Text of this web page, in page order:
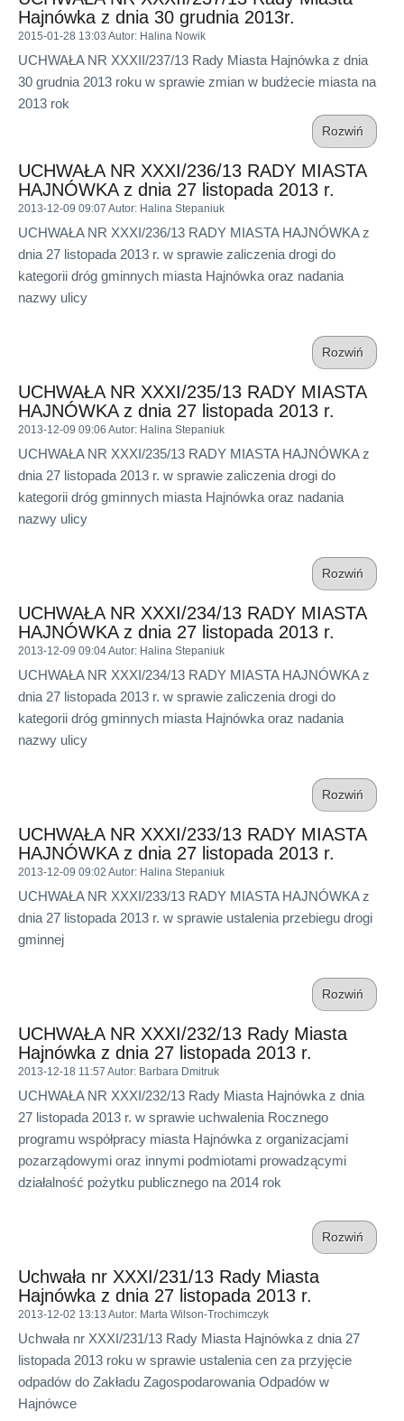
Hajnówka z dnia 30 grudnia 2013r.
2015-01-28 13:03 Autor: Halina Nowik
UCHWAŁA NR XXXII/237/13 Rady Miasta Hajnówka z dnia
30 grudnia 2013 roku w sprawie zmian w budżecie miasta na
2013 rok
Rozwiń
UCHWAŁA NR XXXI/236/13 RADY MIASTA
HAJNÓWKA z dnia 27 listopada 2013 r.
2013-12-09 09:07 Autor: Halina Stepaniuk
UCHWAŁA NR XXXI/236/13 RADY MIASTA HAJNÓWKA z
dnia 27 listopada 2013 r. w sprawie zaliczenia drogi do
kategorii dróg gminnych miasta Hajnówka oraz nadania
nazwy ulicy
Rozwiń
UCHWAŁA NR XXXI/235/13 RADY MIASTA
HAJNÓWKA z dnia 27 listopada 2013 r.
2013-12-09 09:06 Autor: Halina Stepaniuk
UCHWAŁA NR XXXI/235/13 RADY MIASTA HAJNÓWKA z
dnia 27 listopada 2013 r. w sprawie zaliczenia drogi do
kategorii dróg gminnych miasta Hajnówka oraz nadania
nazwy ulicy
Rozwiń
UCHWAŁA NR XXXI/234/13 RADY MIASTA
HAJNÓWKA z dnia 27 listopada 2013 r.
2013-12-09 09:04Autor: Halina Stepaniuk
UCHWAŁA NR XXXI/234/13 RADY MIASTA HAJNÓWKA z
dnia 27 listopada 2013 r. w sprawie zaliczenia drogi do
kategorii dróg gminnych miasta Hajnówka oraz nadania
nazwy ulicy
Rozwiń
UCHWAŁA NR XXXI/233/13 RADY MIASTA
HAJNÓWKA z dnia 27 listopada 2013 r.
2013-12-09 09:02 Autor: Halina Stepaniuk
UCHWAŁA NR XXXI/233/13 RADY MIASTA HAJNÓWKA z
dnia 27 listopada 2013 r. w sprawie ustalenia przebiegu drogi
gminnej
Rozwiń
UCHWAŁA NR XXXI/232/13 Rady Miasta
Hajnówka z dnia 27 listopada 2013 r.
2013-12-18 11:57 Autor: Barbara Dmitruk
UCHWAŁA NR XXXI/232/13 Rady Miasta Hajnówka z dnia
27 listopada 2013 r. w sprawie uchwalenia Rocznego
programu współpracy miasta Hajnówka z organizacjami
pozarządowymi oraz innymi podmiotami prowadzącymi
działalność pożytku publicznego na 2014 rok
Rozwiń
Uchwała nr XXXI/231/13 Rady Miasta
Hajnówka z dnia 27 listopada 2013 r.
2013-12-02 13:13 Autor: Marta Wilson-Trochimczyk
Uchwała nr XXXI/231/13 Rady Miasta Hajnówka z dnia 27
listopada 2013 roku w sprawie ustalenia cen za przyjęcie
odpadów do Zakładu Zagospodarowania Odpadów w
Hajnówce